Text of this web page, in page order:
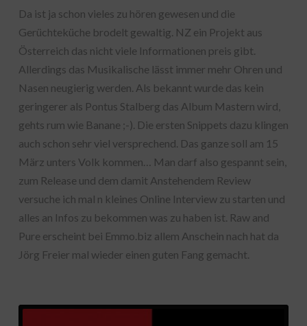
Da ist ja schon vieles zu hören gewesen und die
Gerüchteküche brodelt gewaltig. NZ ein Projekt aus
Österreich das nicht viele Informationen preis gibt.
Allerdings das Musikalische lässt immer mehr Ohren und
Nasen neugierig werden. Als bekannt wurde das kein
geringerer als Pontus Stalberg das Album Mastern wird,
gehts rum wie Banane ;-). Die ersten Snippets dazu klingen
auch schon sehr viel versprechend. Das ganze soll am 15
März unters Volk kommen… Man darf also gespannt sein,
zum Release und dem damit Anstehendem Review
versuche ich mal n kleines Online Interview zu starten und
alles an Infos zu bekommen was zu haben ist. Raw and
Pure erscheint bei Emmo.biz allem Anschein nach hat da
Jörg Freier mal wieder einen guten Fang gemacht.